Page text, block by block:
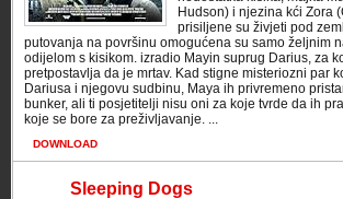
Hudson) i njezina kći Zora
prisiljene su živjeti pod
putovanja na površinu omogućena su samo željnim
odijelom s kisikom. izradio Mayin suprug Darius, za
pretpostavlja da je mrtav. Kad stigne misteriozni par
Dariusa i njegovu sudbinu, Maya ih privremeno
bunker, ali ti posjetitelji nisu oni za koje tvrde da ih
koje se bore za preživljavanje. ...
DOWNLOAD
Sleeping Dogs